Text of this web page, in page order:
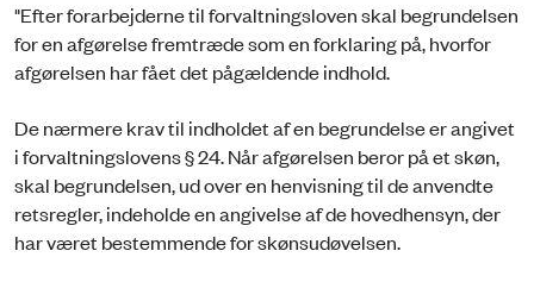
"Efter forarbejderne til forvaltningsloven skal begrundelsen
for en afgørelse fremtræde som en forklaring på, hvorfor
afgørelsen har fået det pågældende indhold.
De nærmere krav til indholdet af en begrundelse er angivet
i forvaltningslovens § 24. Når afgørelsen beror på et skøn,
skal begrundelsen, ud over en henvisning til de anvendte
retsregler, indeholde en angivelse af de hovedhensyn, der
har været bestemmende for skønsudøvelsen.